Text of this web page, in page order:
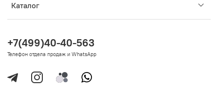
Каталог
+7(499)40-40-563
Телефон отдела продаж и WhatsApp